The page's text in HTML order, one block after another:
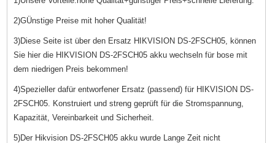
2)GÜnstige Preise mit hoher Qualität!
3)Diese Seite ist über den Ersatz HIKVISION DS-2FSCH05, können
Sie hier die HIKVISION DS-2FSCH05 akku wechseln für bose mit
dem niedrigen Preis bekommen!
4)Spezieller dafür entworfener Ersatz (passend) für HIKVISION DS-
2FSCH05. Konstruiert und streng geprüft für die Stromspannung,
Kapazität, Vereinbarkeit und Sicherheit.
5)Der Hikvision DS-2FSCH05 akku wurde Lange Zeit nicht